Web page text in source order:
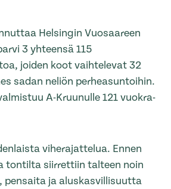
Helsingin Vuosaareen
3 yhteensä 115
joiden koot vaihtelevat 32
sadan neliön perheasuntoihin.
A-Kruunulle 121 vuokra-
viherajattelua. Ennen
tontilta siirrettiin talteen noin
ja aluskasvillisuutta